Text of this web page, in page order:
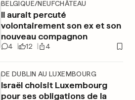
BELGIQUE/NEUFCHÂTEAU
Il aurait percuté
volontairement son ex et son
nouveau compagnon
4 12 4
DE DUBLIN AU LUXEMBOURG
Israël choisit Luxembourg
pour ses obligations de la